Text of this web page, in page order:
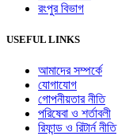
রংপুর বিভাগ
USEFUL LINKS
আমাদের সম্পর্কে
যোগাযোগ
গোপনীয়তার নীতি
পরিষেবা ও শর্তাবলী
রিফান্ড ও রিটার্ন নীতি